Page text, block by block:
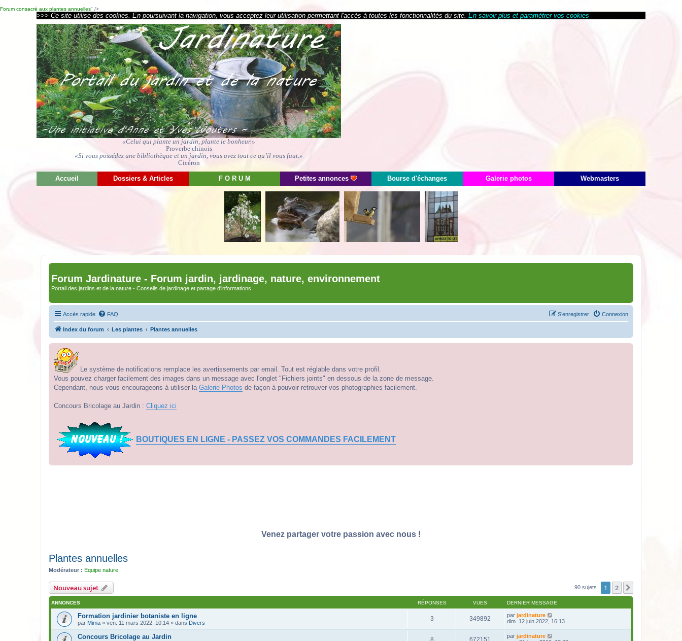
Forum consacré aux plantes annuelles" />
>>> Ce site utilise des cookies. En poursuivant la navigation, vous acceptez leur utilisation permettant l'accès à toutes les fonctionnalités du site. En savoir plus et paramétrer vos cookies
«Celui qui plante un jardin, plante le bonheur.»
Proverbe chinois
«Si vous possédez une bibliothèque et un jardin, vous avez tout ce qu’il vous faut.»
Cicéron
Accueil Dossiers & Articles F O R U M Petites annonces Bourse d'échanges Galerie photos Webmasters
Forum Jardinature - Forum jardin, jardinage, nature, environnement
Portail des jardins et de la nature - Conseils de jardinage et partage d'informations
Accès rapide FAQ Connexion
S’enregistrer
Index du forum Les plantes Plantes annuelles
Le système de notifications remplace les avertissements par email. Tout est réglable dans votre profil.
Vous pouvez charger facilement des images dans un message avec l'onglet "Fichiers joints" en dessous de la zone de message.
Cependant, nous vous encourageons à utiliser la Galerie Photos de façon à pouvoir retrouver vos photographies facilement.
Concours Bricolage au Jardin : Cliquez ici
BOUTIQUES EN LIGNE - PASSEZ VOS COMMANDES FACILEMENT
Venez partager votre passion avec nous !
Plantes annuelles
Modérateur : Equipe nature
Nouveau sujet 90 sujets 1 2
ANNONCES RÉPONSES VUES DERNIER MESSAGE
Formation jardinier botaniste en ligne
par Mima » ven. 11 mars 2022, 10:14 » dans Divers
3 349892 par jardinature
dim. 12 juin 2022, 16:13
Concours Bricolage au Jardin 8 672151 par jardinature